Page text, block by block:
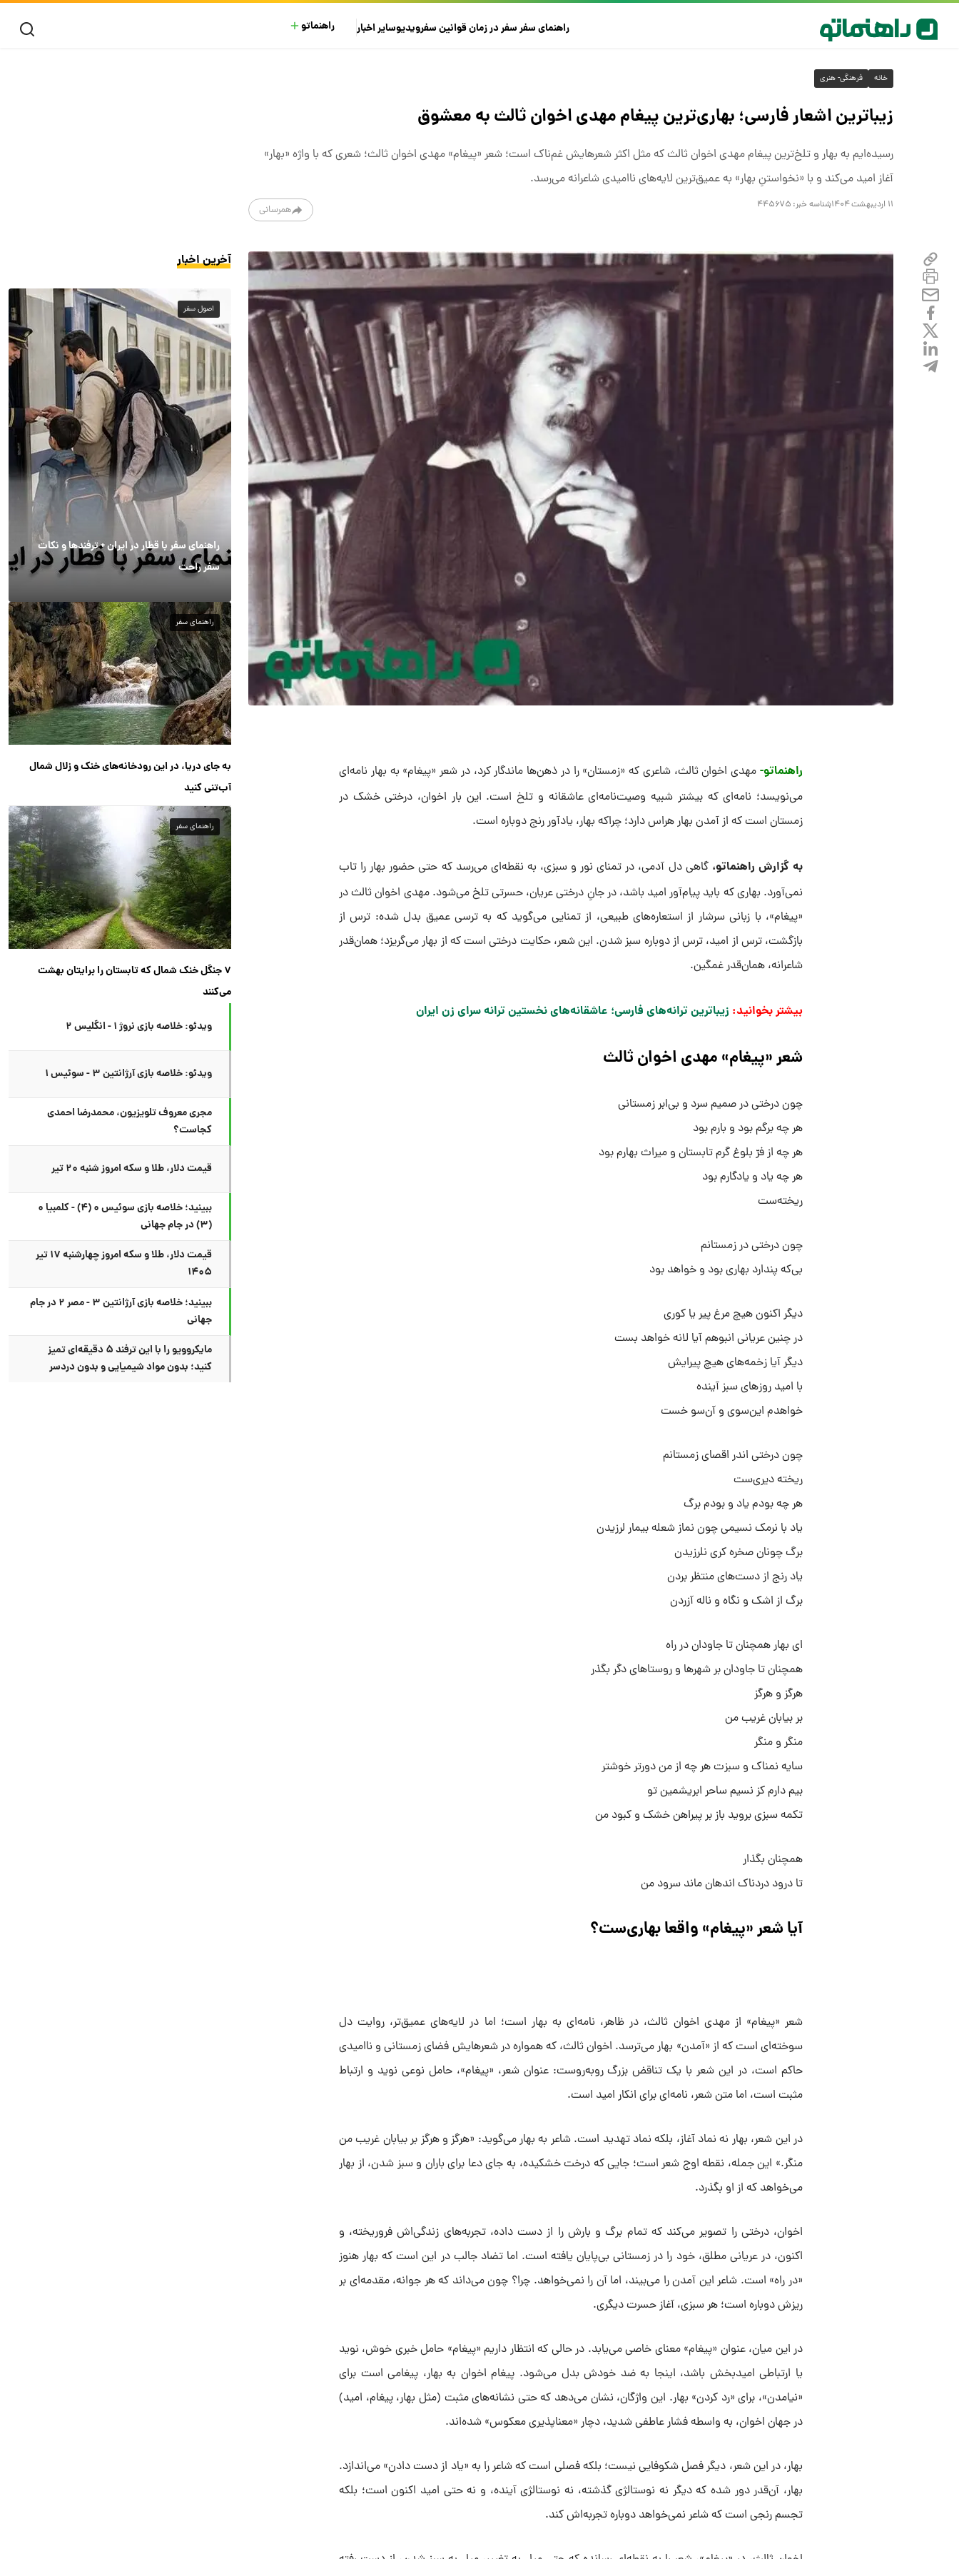
راهنمای سفرسفر در زمانقوانین سفرویدیوسایراخبار راهنماتو
خانه فرهنگی- هنری
زیباترین اشعار فارسی؛ بهاری‌ترین پیغام مهدی اخوان ثالث به معشوق
رسیده‌ایم به بهار و تلخ‌ترین پیغام مهدی اخوان ثالث که مثل اکثر شعرهایش غم‌ناک است؛ شعر «پیغام» مهدی اخوان ثالث؛ شعری که با واژه «بهار»
آغاز امید می‌کند و با «نخواستنِ بهار» به عمیق‌ترین لایه‌های ناامیدی شاعرانه می‌رسد.
۱۱ اردیبهشت ۱۴۰۴ شناسه خبر: ۴۴۵۶۷۵ همرسانی
راهنماتو- مهدی اخوان ثالث، شاعری که «زمستان» را در ذهن‌ها ماندگار کرد، در شعر «پیغام» به بهار نامه‌ای
می‌نویسد؛ نامه‌ای که بیشتر شبیه وصیت‌نامه‌ای عاشقانه و تلخ است. این بار اخوان، درختی خشک در
زمستان است که از آمدن بهار هراس دارد؛ چراکه بهار، یادآور رنج دوباره است.
به گزارش راهنماتو، گاهی دل آدمی، در تمنای نور و سبزی، به نقطه‌ای می‌رسد که حتی حضور بهار را تاب
نمی‌آورد. بهاری که باید پیام‌آور امید باشد، در جانِ درختی عریان، حسرتی تلخ می‌شود. مهدی اخوان ثالث در
«پیغام»، با زبانی سرشار از استعاره‌های طبیعی، از تمنایی می‌گوید که به ترسی عمیق بدل شده: ترس از
بازگشت، ترس از امید، ترس از دوباره سبز شدن. این شعر، حکایت درختی است که از بهار می‌گریزد؛ همان‌قدر
شاعرانه، همان‌قدر غمگین.
بیشتر بخوانید: زیباترین ترانه‌های فارسی؛ عاشقانه‌های نخستین ترانه سرای زن ایران
شعر «پیغام» مهدی اخوان ثالث
چون درختی در صمیم سرد و بی‌ابر زمستانی
هر چه برگم بود و بارم بود
هر چه از فرّ بلوغ گرم تابستان و میراث بهارم بود
هر چه یاد و یادگارم بود
ریخته‌ست
چون درختی در زمستانم
بی‌که پندارد بهاری بود و خواهد بود
دیگر اکنون هیچ مرغ پیر یا کوری
در چنین عریانی انبوهم آیا لانه خواهد بست
دیگر آیا زخمه‌های هیچ پیرایش
با امید روزهای سبز آینده
خواهدم این‌سوی و آن‌سو خست
چون درختی اندر اقصای زمستانم
ریخته دیری‌ست
هر چه بودم یاد و بودم برگ
یاد با نرمک نسیمی چون نماز شعله بیمار لرزیدن
برگ چونان صخره کری نلرزیدن
یاد رنج از دست‌های منتظر بردن
برگ از اشک و نگاه و ناله آزردن
ای بهار همچنان تا جاودان در راه
همچنان تا جاودان بر شهرها و روستاهای دگر بگذر
هرگز و هرگز
بر بیابان غریب من
منگر و منگر
سایه نمناک و سبزت هر چه از من دورتر خوشتر
بیم دارم کز نسیم ساحر ابریشمین تو
تکمه سبزی بروید باز بر پیراهن خشک و کبود من
همچنان بگذار
تا درود دردناک اندهان ماند سرود من
آیا شعر «پیغام» واقعا بهاری‌ست؟
شعر «پیغام» از مهدی اخوان ثالث، در ظاهر، نامه‌ای به بهار است؛ اما در لایه‌های عمیق‌تر، روایت دل
سوخته‌ای است که از «آمدن» بهار می‌ترسد. اخوان ثالث، که همواره در شعرهایش فضای زمستانی و ناامیدی
حاکم است، در این شعر با یک تناقض بزرگ روبه‌روست: عنوان شعر، «پیغام»، حامل نوعی نوید و ارتباط
مثبت است، اما متن شعر، نامه‌ای برای انکار امید است.
در این شعر، بهار نه نماد آغاز، بلکه نماد تهدید است. شاعر به بهار می‌گوید: «هرگز و هرگز بر بیابان غریب من
منگر.» این جمله، نقطه اوج شعر است؛ جایی که درخت خشکیده، به جای دعا برای باران و سبز شدن، از بهار
می‌خواهد که از او بگذرد.
اخوان، درختی را تصویر می‌کند که تمام برگ و بارش را از دست داده، تجربه‌های زندگی‌اش فروریخته، و
اکنون، در عریانی مطلق، خود را در زمستانی بی‌پایان یافته است. اما تضاد جالب در این است که بهار هنوز
«در راه» است. شاعر این آمدن را می‌بیند، اما آن را نمی‌خواهد. چرا؟ چون می‌داند که هر جوانه، مقدمه‌ای بر
ریزش دوباره است؛ هر سبزی، آغاز حسرت دیگری.
در این میان، عنوان «پیغام» معنای خاصی می‌یابد. در حالی که انتظار داریم «پیغام» حامل خبری خوش، نوید
یا ارتباطی امیدبخش باشد، اینجا به ضد خودش بدل می‌شود. پیغام اخوان به بهار، پیغامی است برای
«نیامدن»، برای «رد کردن» بهار. این واژگان، نشان می‌دهد که حتی نشانه‌های مثبت (مثل بهار، پیغام، امید)
در جهان اخوان، به واسطه فشار عاطفی شدید، دچار «معناپذیری معکوس» شده‌اند.
بهار، در این شعر، دیگر فصل شکوفایی نیست؛ بلکه فصلی است که شاعر را به «یاد از دست دادن» می‌اندازد.
بهار، آن‌قدر دور شده که دیگر نه نوستالژی گذشته، نه نوستالژی آینده، و نه حتی امید اکنون است؛ بلکه
تجسم رنجی است که شاعر نمی‌خواهد دوباره تجربه‌اش کند.
آخرین اخبار
اصول سفر
راهنمای سفر با قطار در ایران + ترفندها و نکات
سفر راحت
راهنمای سفر
به جای دریا، در این رودخانه‌های خنک و زلال شمال
آب‌تنی کنید
راهنمای سفر
۷ جنگل خنک شمال که تابستان را برایتان بهشت
می‌کنند
ویدئو: خلاصه بازی نروژ ۱ - انگلیس ۲
ویدئو: خلاصه بازی آرژانتین ۳ - سوئیس ۱
مجری معروف تلویزیون، محمدرضا احمدی
کجاست؟
قیمت دلار، طلا و سکه امروز شنبه ۲۰ تیر
ببینید؛ خلاصه بازی سوئیس ۰ (۴) - کلمبیا ۰
(۳) در جام جهانی
قیمت دلار، طلا و سکه امروز چهارشنبه ۱۷ تیر
۱۴۰۵
ببینید؛ خلاصه بازی آرژانتین ۳ - مصر ۲ در جام
جهانی
مایکروویو را با این ترفند ۵ دقیقه‌ای تمیز
کنید؛ بدون مواد شیمیایی و بدون دردسر